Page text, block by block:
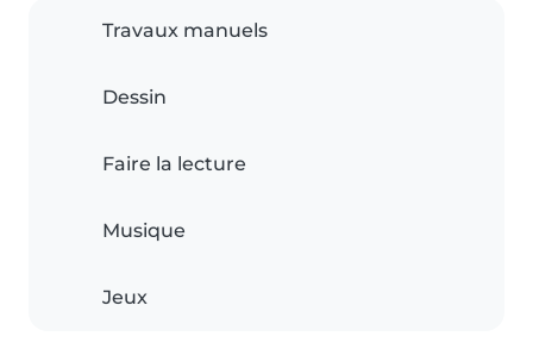
Travaux manuels
Dessin
Faire la lecture
Musique
Jeux